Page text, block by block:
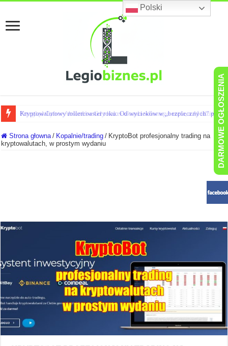
Kryptowalutowy rollercoaster roku: Od wycieków w „bezpiecznych”
Przegląd Cyber-Absurdów Gdy haker okrada własnego szefa, a AI idzie do
Strona głowna / Kopalnie/trading / KryptoBot profesjonalny trading na
kryptowalutach, w prostym wydaniu
Polski
DARMOWE OGŁOSZENIA